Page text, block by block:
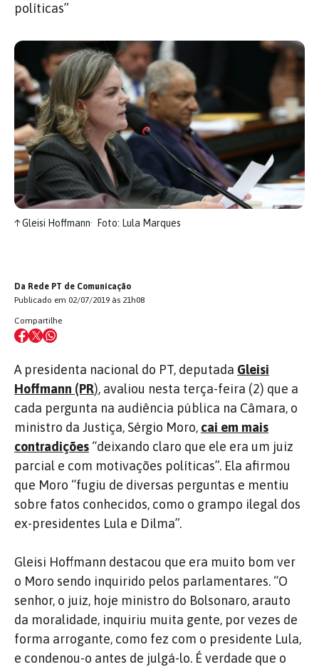
políticas”
↑Gleisi Hoffmann Foto: Lula Marques
Da Rede PT de Comunicação
Publicado em 02/07/2019 às 21h08
Compartilhe
A presidenta nacional do PT, deputada Gleisi
Hoffmann (PR), avaliou nesta terça-feira (2) que a
cada pergunta na audiência pública na Câmara, o
ministro da Justiça, Sérgio Moro, cai em mais
contradições “deixando claro que ele era um juiz
parcial e com motivações políticas”. Ela afirmou
que Moro “fugiu de diversas perguntas e mentiu
sobre fatos conhecidos, como o grampo ilegal dos
ex-presidentes Lula e Dilma”.
Gleisi Hoffmann destacou que era muito bom ver
o Moro sendo inquirido pelos parlamentares. “O
senhor, o juiz, hoje ministro do Bolsonaro, arauto
da moralidade, inquiriu muita gente, por vezes de
forma arrogante, como fez com o presidente Lula,
e condenou-o antes de julgá-lo. É verdade que o